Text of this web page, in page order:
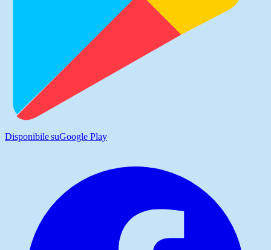
Disponibile suGoogle Play